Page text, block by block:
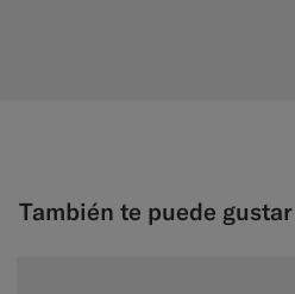
También te puede gustar